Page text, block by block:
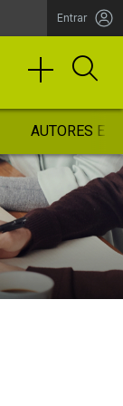
Entrar
AUTORES